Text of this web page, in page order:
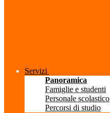
Servizi
Panoramica
Famiglie e studenti
Personale scolastico
Percorsi di studio